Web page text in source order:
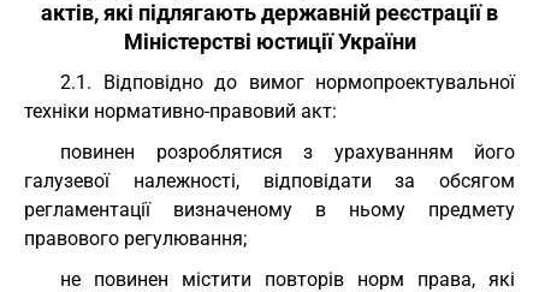
актів, які підлягають державній реєстрації в
Міністерстві юстиції України
2.1. Відповідно до вимог нормопроектувальної
техніки нормативно-правовий акт:
повинен розроблятися з урахуванням його
галузевої належності, відповідати за обсягом
регламентації визначеному в ньому предмету
правового регулювання;
не повинен містити повторів норм права, які